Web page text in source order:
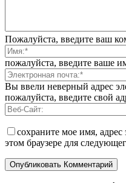
Пожалуйста, введите ваш
пожалуйста, введите ваше
Вы ввели неверный адрес
пожалуйста, введите свой
сохраните мое имя,
этом браузере для